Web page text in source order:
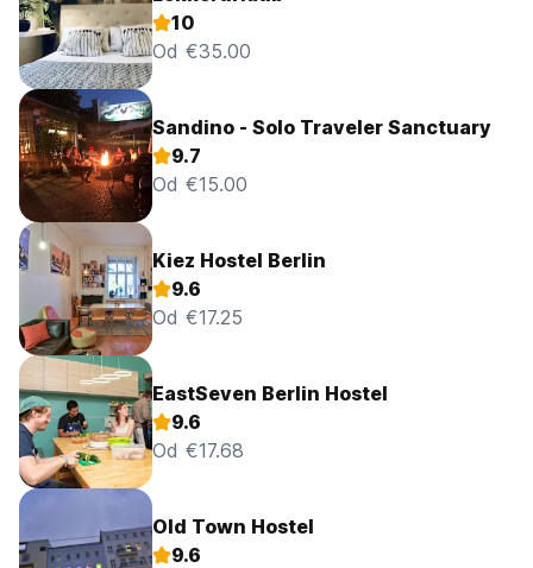
10
Od €35.00
Sandino - Solo Traveler Sanctuary
9.7
Od €15.00
Kiez Hostel Berlin
9.6
Od €17.25
EastSeven Berlin Hostel
9.6
Od €17.68
Old Town Hostel
9.6